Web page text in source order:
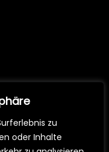
zu
oder Inhalte